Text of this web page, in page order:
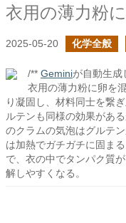
衣用の薄力粉
2025-05-20 化学全般
/** Geminiが自動生成
衣用の薄力粉に卵を
り凝固し、材料同士を繋
ルテンも同様の効果があ
のクラムの気泡はグルテ
は加熱でガチガチに固ま
で、衣の中でタンパク質
解しやすくなる。